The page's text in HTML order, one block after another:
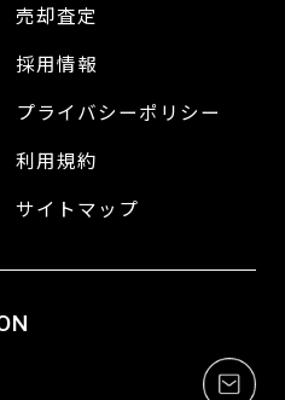
売却査定
採用情報
プライバシーポリシー
利用規約
サイトマップ